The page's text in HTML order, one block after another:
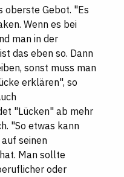
oberste Gebot. "Es
Wenn es bei
man in der
das eben so. Dann
sonst muss man
erklären", so
"Lücken" ab mehr
"So etwas kann
seinen
Man sollte
oder